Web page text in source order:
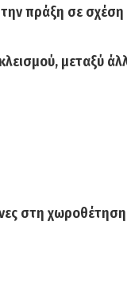
στην πράξη σε
μεταξύ
στη